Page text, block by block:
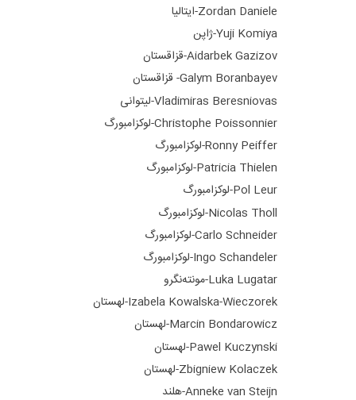
Zordan Daniele-ایتالیا
Yuji Komiya-ژاپن
Aidarbek Gazizov-قزاقستان
Galym Boranbayev- قزاقستان
Vladimiras Beresniovas-لیتوانی
Christophe Poissonnier-لوکزامبورگ
Ronny Peiffer-لوکزامبورگ
Patricia Thielen-لوکزامبورگ
Pol Leur-لوکزامبورگ
Nicolas Tholl-لوکزامبورگ
Carlo Schneider-لوکزامبورگ
Ingo Schandeler-لوکزامبورگ
Luka Lugatar-مونته‌نگرو
Izabela Kowalska-Wieczorek-لهستان
Marcin Bondarowicz-لهستان
Pawel Kuczynski-لهستان
Zbigniew Kolaczek-لهستان
Anneke van Steijn-هلند